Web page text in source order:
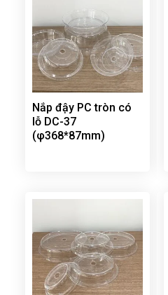
Nắp đậy PC tròn có
lỗ DC-37
(φ368*87mm)